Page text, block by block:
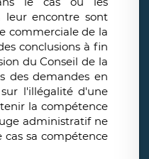
leur encontre sont
commerciale de la
conclusions à fin
du Conseil de la
des demandes en
l'illégalité d'une
la compétence
administratif ne
cas sa compétence